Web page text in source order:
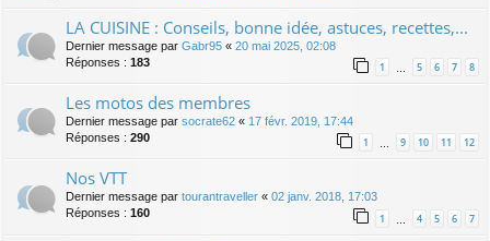
LA CUISINE : Conseils, bonne idée, astuces, recettes,...
Dernier message par Gabr95 « 20 mai 2025, 02:08
Réponses : 183 1 … 5 6 7 8
Les motos des membres
Dernier message par socrate62 « 17 févr. 2019, 17:44
Réponses : 290 1 … 9 10 11 12
Nos VTT
Dernier message par tourantraveller « 02 janv. 2018, 17:03
Réponses : 160 1 4 5 6 7